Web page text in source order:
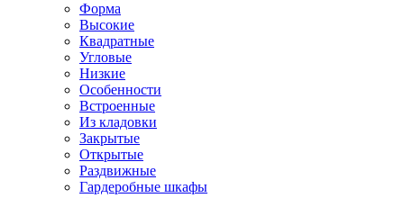
Форма
Высокие
Квадратные
Угловые
Низкие
Особенности
Встроенные
Из кладовки
Закрытые
Открытые
Раздвижные
Гардеробные шкафы